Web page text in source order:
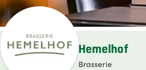
Hemelhof
Brasserie